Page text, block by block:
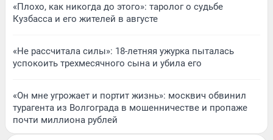
«Плохо, как никогда до этого»: таролог о судьбе
Кузбасса и его жителей в августе
«Не рассчитала силы»: 18-летняя ужурка пыталась
успокоить трехмесячного сына и убила его
«Он мне угрожает и портит жизнь»: москвич обвинил
турагента из Волгограда в мошенничестве и пропаже
почти миллиона рублей